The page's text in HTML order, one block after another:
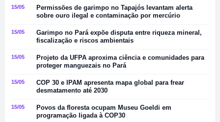
15/05
Permissões de garimpo no Tapajós levantam alerta
sobre ouro ilegal e contaminação por mercúrio
15/05
Garimpo no Pará expõe disputa entre riqueza mineral,
fiscalização e riscos ambientais
15/05
Projeto da UFPA aproxima ciência e comunidades para
proteger manguezais no Pará
15/05
COP 30 e IPAM apresenta mapa global para frear
desmatamento até 2030
15/05
Povos da floresta ocupam Museu Goeldi em
programação ligada à COP30